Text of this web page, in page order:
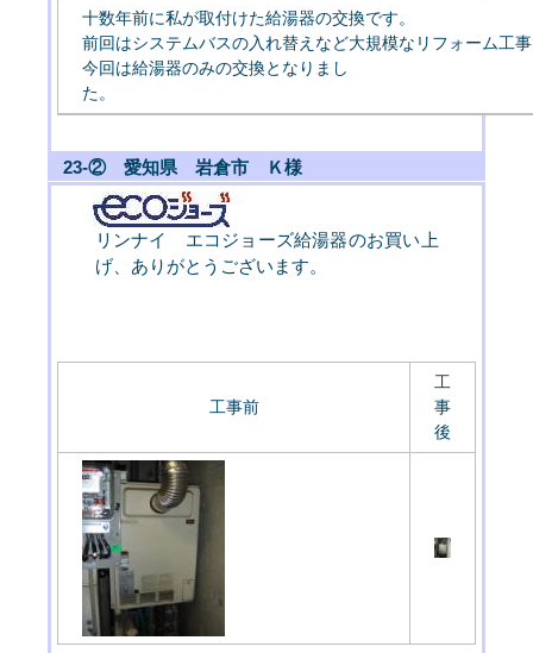
十数年前に私が取付けた給湯器の交換です。
前回はシステムバスの入れ替えなど大規模なリフォーム工
今回は給湯器のみの交換となりまし
た
23-② 愛知県 岩倉市 Ｋ様
リンナイ エコジョーズ給湯器のお買い上
げ、ありがとうございます。
工事前
工
事
後